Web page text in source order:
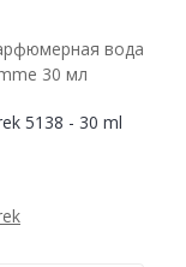
вода
30 мл
5138 - 30 ml